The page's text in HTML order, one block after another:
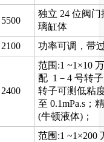
5500
独立 24 位阀
璃缸体
2100 功率可调，带
2400
范围:1 ~1×10
配 1－4 号转
转子可测低粘
至 0.1mPa.s；
(牛顿液体)；
范围:1 ~1×200